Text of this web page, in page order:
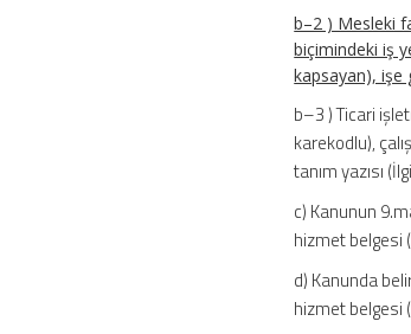
b–2 ) Mesleki
biçimindeki iş
kapsayan), işe
b–3 ) Ticari
karekodlu),
tanım yazısı
c) Kanunun
hizmet belgesi
d) Kanunda
hizmet belgesi